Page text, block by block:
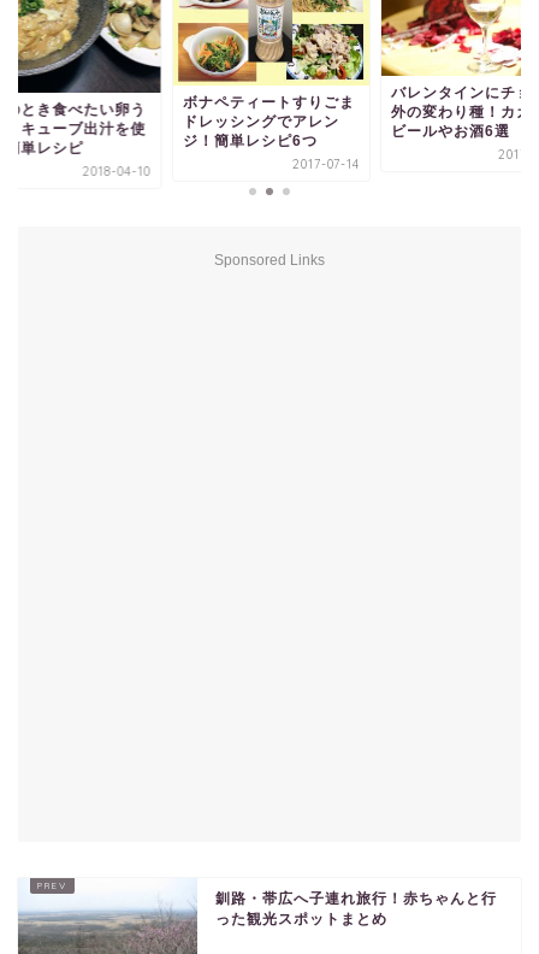
ペティートすりごま
ッシングでアレン
簡単レシピ6つ
2017-07-14
バレンタインにチョコ以
外の変わり種！カカオの
ビールやお酒6選
風邪のとき食べたい
どん！キューブ出汁
った簡単レシピ
Sponsored Links
釧路・帯広へ子連れ旅行！赤ちゃんと行
った観光スポットまとめ